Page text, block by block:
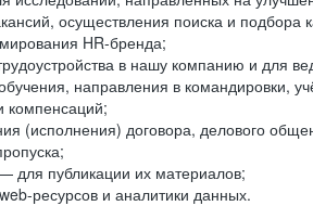
осуществления поиска и подбора
HR-бренда;
в нашу компанию и для
направления в командировки,
компенсаций;
(исполнения) договора, делового
для публикации их материалов;
ресурсов и аналитики данных.